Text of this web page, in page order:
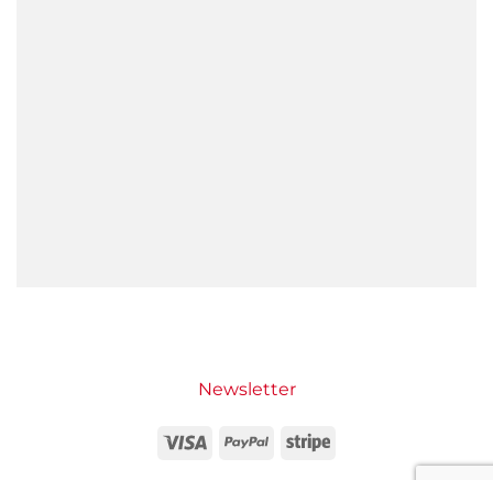
Newsletter
Visa PayPal Stripe